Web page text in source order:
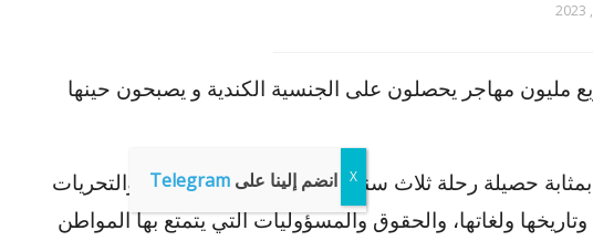
مليون مهاجر يحصلون على الجنسية الكندية و يصبحون حينها
بمثابة حصيلة رحلة ثلاث سنوات تشمل الفحص الطبي والتحريات
ولغاتها، والحقوق والمسؤوليات التي يتمتع بها المواطن
انضم إلينا على Telegram